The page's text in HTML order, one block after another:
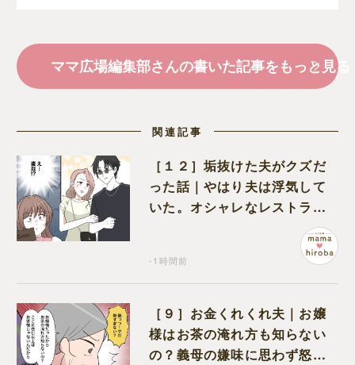
ママ広場編集部さんの書いた記事をもっと見る
関連記事
［１２］垢抜けた夫がクズだ
った話｜やはり夫は浮気して
いた。オシャレなレストラン
-1時間前
［９］お金くれくれ夫｜お嬢
様はお茶の淹れ方も知らない
の？義母の嫌味に思わず怒り